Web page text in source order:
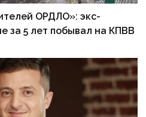
ОРДЛО»: экс-
за 5 лет побывал на КПВВ